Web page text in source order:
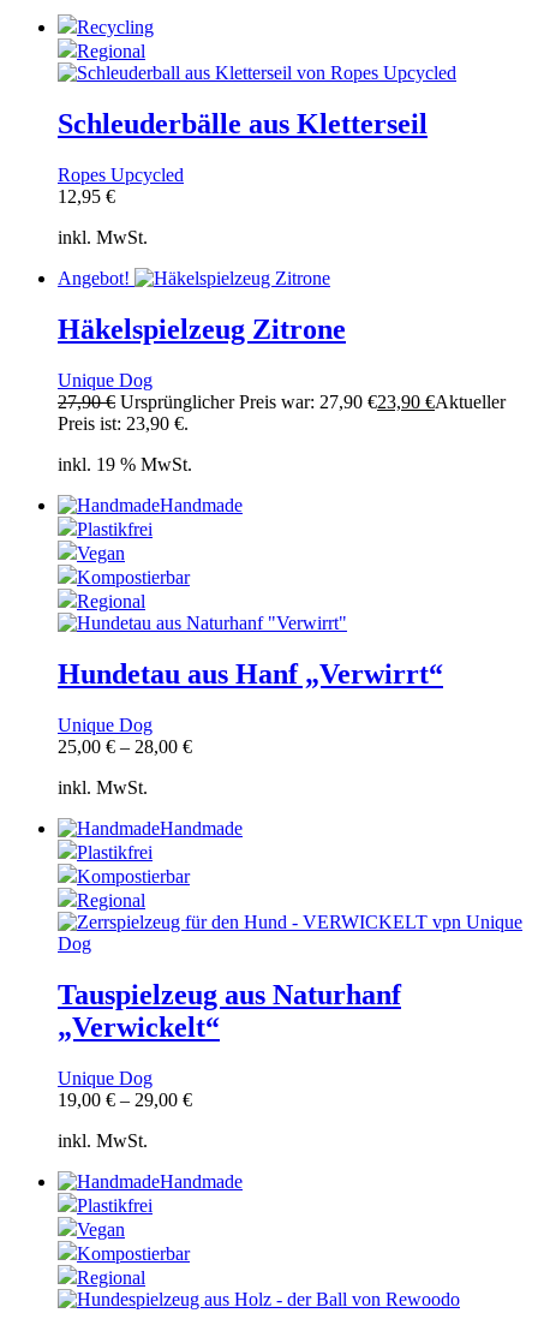
Recycling
Regional
Schleuderbälle aus Kletterseil
Ropes Upcycled
12,95 €
inkl. MwSt.
Angebot!
Häkelspielzeug Zitrone
Unique Dog
27,90€ Ursprünglicher Preis war: 27,90 €23,90 €Aktueller
Preis ist: 23,90 €.
inkl. 19 % MwSt.
Handmade
Plastikfrei
Vegan
Kompostierbar
Regional
Hundetau aus Hanf „Verwirrt“
Unique Dog
25,00 € – 28,00 €
inkl. MwSt.
Handmade
Plastikfrei
Kompostierbar
Regional
Tauspielzeug aus Naturhanf
„Verwickelt“
Unique Dog
19,00 € – 29,00 €
inkl. MwSt.
Handmade
Plastikfrei
Vegan
Kompostierbar
Regional